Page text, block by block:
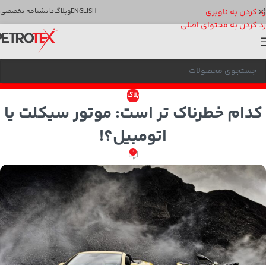
رد کردن به ناوبری
رد کردن به محتوای اصلی
ENGLISHوبلاگدانشنامه تخصصی
بلاگ
کدام خطرناک تر است: موتور سیکلت یا
اتومبیل؟!
0